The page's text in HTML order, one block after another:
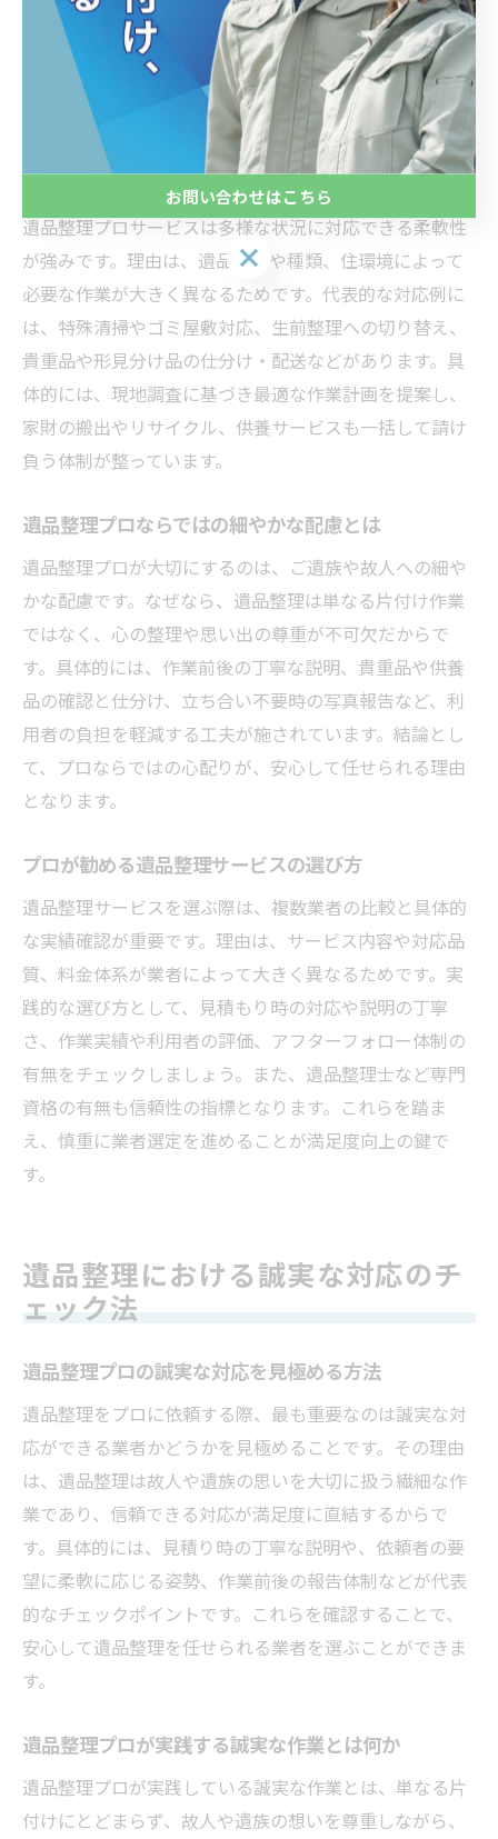
えば、詳細な作業内容の説明や追加費用の有無を事前に
提示し、作業後もフォローを徹底する業者が選ばれてい
ます。要点として、透明性と信頼性が優良サービスの大
前提となります。
遺品整理プロサービスの多様な対応力を解説
遺品整理プロサービスは多様な状況に対応できる柔軟性
が強みです。理由は、遺品の量や種類、住環境によって
必要な作業が大きく異なるためです。代表的な対応例に
は、特殊清掃やゴミ屋敷対応、生前整理への切り替え、
貴重品や形見分け品の仕分け・配送などがあります。具
体的には、現地調査に基づき最適な作業計画を提案し、
家財の搬出やリサイクル、供養サービスも一括して請け
負う体制が整っています。
遺品整理プロならではの細やかな配慮とは
遺品整理プロが大切にするのは、ご遺族や故人への細や
かな配慮です。なぜなら、遺品整理は単なる片付け作業
ではなく、心の整理や思い出の尊重が不可欠だからで
す。具体的には、作業前後の丁寧な説明、貴重品や供養
品の確認と仕分け、立ち合い不要時の写真報告など、利
用者の負担を軽減する工夫が施されています。結論とし
て、プロならではの心配りが、安心して任せられる理由
となります。
プロが勧める遺品整理サービスの選び方
遺品整理サービスを選ぶ際は、複数業者の比較と具体的
な実績確認が重要です。理由は、サービス内容や対応品
質、料金体系が業者によって大きく異なるためです。実
践的な選び方として、見積もり時の対応や説明の丁寧
さ、作業実績や利用者の評価、アフターフォロー体制の
有無をチェックしましょう。また、遺品整理士など専門
資格の有無も信頼性の指標となります。これらを踏ま
え、慎重に業者選定を進めることが満足度向上の鍵で
す。
遺品整理における誠実な対応のチ
ェック法
遺品整理プロの誠実な対応を見極める方法
遺品整理をプロに依頼する際、最も重要なのは誠実な対
応ができる業者かどうかを見極めることです。その理由
は、遺品整理は故人や遺族の思いを大切に扱う繊細な作
業であり、信頼できる対応が満足度に直結するからで
す。具体的には、見積り時の丁寧な説明や、依頼者の要
望に柔軟に応じる姿勢、作業前後の報告体制などが代表
的なチェックポイントです。これらを確認することで、
安心して遺品整理を任せられる業者を選ぶことができま
す。
遺品整理プロが実践する誠実な作業とは何か
遺品整理プロが実践している誠実な作業とは、単なる片
付けにとどまらず、故人や遺族の想いを尊重しながら、
お問い合わせはこちら
お問い合わせはこちら